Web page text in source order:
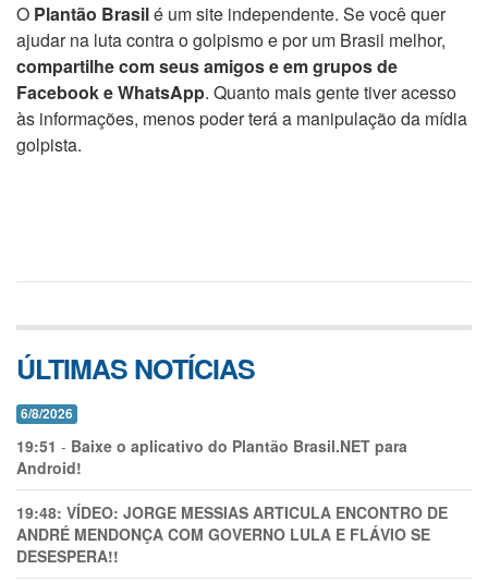
O Plantão Brasilé um site independente. Se você quer
ajudar na luta contra o golpismo e por um Brasil melhor,
compartilhe com seus amigos e em grupos de
Facebook e WhatsApp. Quanto mais gente tiver acesso
às informações, menos poder terá a manipulação da mídia
golpista.
ÚLTIMAS NOTÍCIAS
6/8/2026
19:51 - Baixe o aplicativo do Plantão Brasil.NET para
Android!
19:48: VÍDEO: JORGE MESSIAS ARTICULA ENCONTRO DE
ANDRÉ MENDONÇA COM GOVERNO LULA E FLÁVIO SE
DESESPERA!!